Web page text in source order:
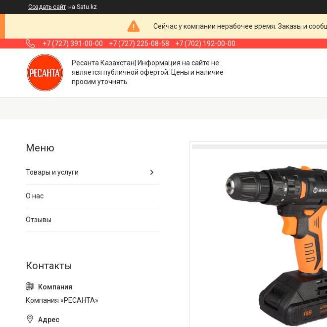
Создать сайт на Satu.kz
Сейчас у компании нерабочее время. Заказы и
+7 (727) 391-00-00 +7 (727) 225-08-58 +7 (702) 192-00-00
Ресанта Казахстан| Информация на сайте не
является публичной офертой. Цены и наличие
просим уточнять
Товары и услуги
О нас
Отзывы
Компания «РЕСАНТА»